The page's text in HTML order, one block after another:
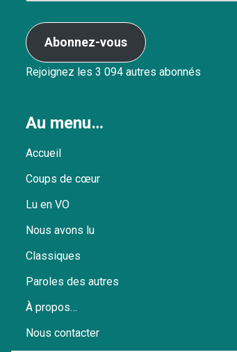
Abonnez-vous
Rejoignez les 3 094 autres abonnés
Au menu…
Accueil
Coups de cœur
Lu en VO
Nous avons lu
Classiques
Paroles des autres
À propos…
Nous contacter